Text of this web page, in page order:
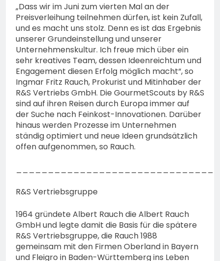
„Dass wir im Juni zum vierten Mal an der
Preisverleihung teilnehmen dürfen, ist kein Zufall,
und es macht uns stolz. Denn es ist das Ergebnis
unserer Grundeinstellung und unserer
Unternehmenskultur. Ich freue mich über ein
sehr kreatives Team, dessen Ideenreichtum und
Engagement diesen Erfolg möglich macht“, so
Ingmar Fritz Rauch, Prokurist und Mitinhaber der
R&S Vertriebs GmbH. Die GourmetScouts by R&S
sind auf ihren Reisen durch Europa immer auf
der Suche nach Feinkost-Innovationen. Darüber
hinaus werden Prozesse im Unternehmen
ständig optimiert und neue Ideen grundsätzlich
offen aufgenommen, so Rauch.
R&S Vertriebsgruppe
1964 gründete Albert Rauch die Albert Rauch
GmbH und legte damit die Basis für die spätere
R&S Vertriebsgruppe, die Rauch 1988
gemeinsam mit den Firmen Oberland in Bayern
und Fleigro in Baden-Württemberg ins Leben